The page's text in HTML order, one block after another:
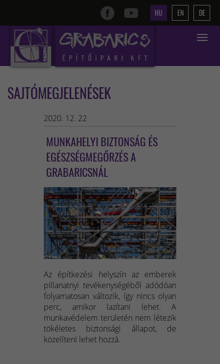
HU EN DE
Toggle
SAJTÓMEGJELENÉSEK
2020. 12. 22
MUNKAHELYI BIZTONSÁG ÉS
EGÉSZSÉGMEGŐRZÉS A
GRABARICSNÁL
Az építkezési helyszín az emberek
pillanatnyi tevékenységéből adódóan
folyamatosan változik, így nincs olyan
perc, amikor lazítani lehet. A
munkavédelem területén nem létezik
tökéletes biztonsági állapot, de
közelíteni lehet hozzá.